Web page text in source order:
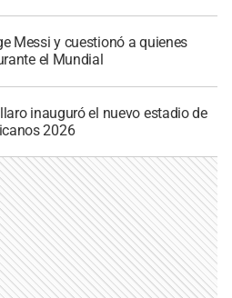
Messi y cuestionó a quienes
el Mundial
inauguró el nuevo estadio de
2026